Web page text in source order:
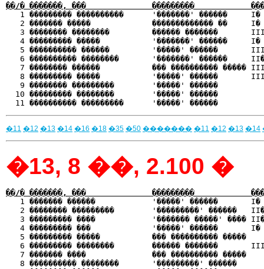
��/� �������, ���              ���������            ����
1 ��������� ����������      '�������' ������
2 ������� �����             ������������� ��
3 �������� ��������         ������ �������
4 ��������� �����           '�������' ������
5 ���������� ������         '�����' ������
6 ���������� ��������       '�������' ������
7 �������� ������           ��� ���������� �����
8 ��������� �����           '�����' ������
9 �������� ���������        '�����' ������
10 ��������� ��������        '�����' ������
�11 �12 �13 �14 �16 �18 �35 �50 ������� �11 �12 �13 �14
�13, 8 ��, 2.100 �
��/� �������, ���              ���������            ����
1 ������� ������            '�����' ������       I�
2 �������� ���������        '���������' ������
3 ��������� ����            '������� �����' ����
4 ��������� ���             '�����' ������
5 ��������� �����           ��� ���������� �����
6 ��������� ��������        ������ �������
7 ������� ����              ��� ���������� �����
8 ���������� ��������       '���������' ������